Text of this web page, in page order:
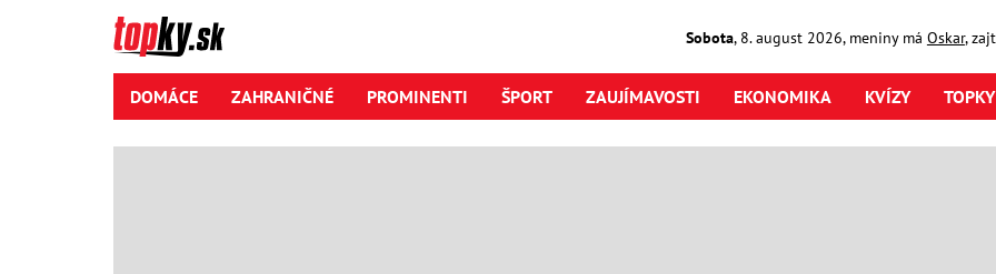
Sobota, 8. august2026, meniny má Oskar,
DOMÁCE ZAHRANIČNÉ PROMINENTI ŠPORT ZAUJÍMAVOSTI EKONOMIKA KVÍZY